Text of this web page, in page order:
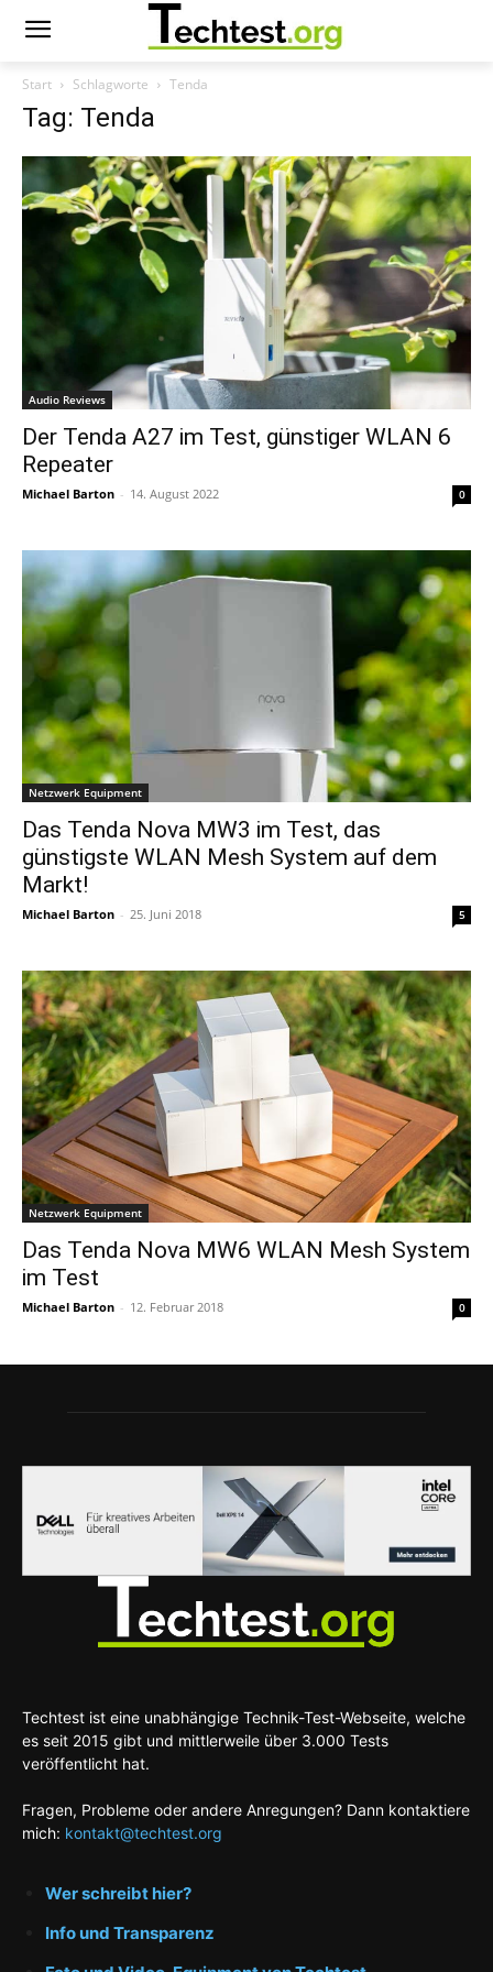
Start Schlagworte Tenda
Tag: Tenda
Audio Reviews
Der Tenda A27 im Test, günstiger WLAN 6
Repeater
Michael Barton - 14. August 2022 0
Netzwerk Equipment
Das Tenda Nova MW3 im Test, das
günstigste WLAN Mesh System auf dem
Markt!
Michael Barton - 25. Juni 2018 5
Netzwerk Equipment
Das Tenda Nova MW6 WLAN Mesh System
im Test
Michael Barton - 12. Februar 2018 0
Techtest ist eine unabhängige Technik-Test-Webseite, welche
es seit 2015 gibt und mittlerweile über 3.000 Tests
veröffentlicht hat.
Fragen, Probleme oder andere Anregungen? Dann kontaktiere
mich: kontakt@techtest.org
Wer schreibt hier?
Info und Transparenz